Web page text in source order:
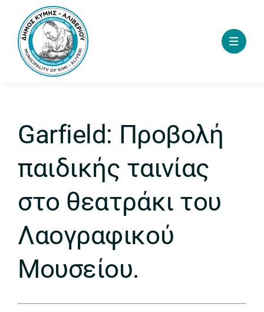
content
Garfield: Προβολή
παιδικής ταινίας
στο θεατράκι του
Λαογραφικού
Μουσείου.